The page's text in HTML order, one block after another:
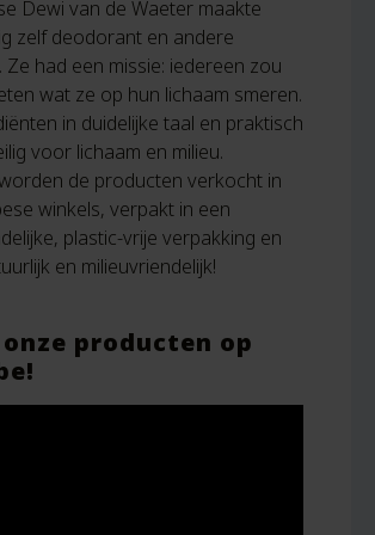
Dewi van de Waeter maakte
zelf deodorant en andere
Ze had een missie: iedereen zou
wat ze op hun lichaam smeren.
in duidelijke taal en praktisch
voor lichaam en milieu.
de producten verkocht in
winkels, verpakt in een
plastic-vrije verpakking en
en milieuvriendelijk!
producten op